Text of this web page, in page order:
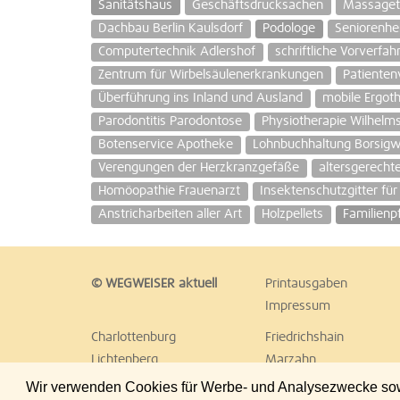
Wir verwenden Cookies für Werbe- und Analysezwecke
Sanitätshaus
Geschäftsdrucksachen
Dachbau Berlin Kaulsdorf
Podologe
Computertechnik Adlershof
schriftliche
Zentrum für Wirbelsäulenerkrankungen
Überführung ins Inland und Ausland
mobile
Parodontitis Parodontose
Physiotherapie
Botenservice Apotheke
Lohnbuchhaltung
Verengungen der Herzkranzgefäße
Homöopathie Frauenarzt
Insektenschutzgitter
Anstricharbeiten aller Art
Holzpellets
© WEGWEISER aktuell Printausgaben
Impressum
Charlottenburg Friedrichshain
Lichtenberg
Marzahn
Reinickendorf
Schöneberg